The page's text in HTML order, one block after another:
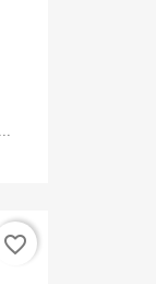
favorite_border